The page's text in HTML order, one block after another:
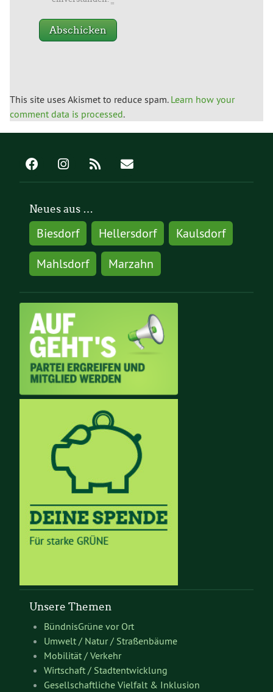
This site uses Akismet to reduce spam. Learn how your
comment data is processed.
Neues aus …
Biesdorf Hellersdorf
Kaulsdorf
Mahlsdorf
Marzahn
Unsere Themen
BündnisGrüne vor Ort
Umwelt / Natur / Straßenbäume
Mobilität / Verkehr
Wirtschaft / Stadtentwicklung
Gesellschaftliche Vielfalt & Inklusion